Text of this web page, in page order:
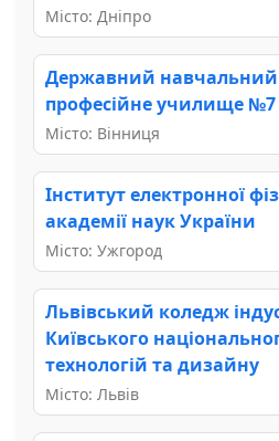
Місто: Дніпро
Державний
професійне училище №7
Місто: Вінниця
Інститут електронної
академії наук України
Місто: Ужгород
Львівський коледж
Київського
технологій та дизайну
Місто: Львів